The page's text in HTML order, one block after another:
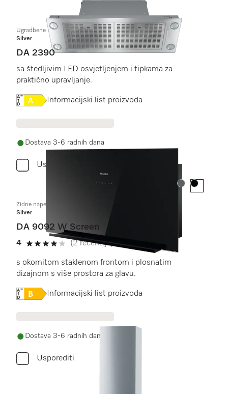
Ugradbene nape
Silver
DA 2390
sa štedljivim LED osvjetljenjem i tipkama za
praktično upravljanje.
Online Label Flag, Energetska naljepnica
Informacijski list proizvoda
Dostava 3-6 radnih dana
Usporediti
Boja:Boja:
Zidne nape
Silver
DA 9092 W Screen
4
4 od 5
(2 recenzije)
s okomitom staklenom frontom i plosnatim
dizajnom s više prostora za glavu.
Online Label Flag, Energetska naljepnica
Informacijski list proizvoda
Dostava 3-6 radnih dana
Usporediti